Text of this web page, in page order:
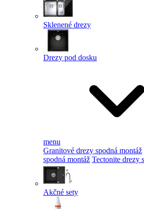
Sklenené drezy
Drezy pod dosku
menu
Granitové drezy spodná montáž
spodná montáž Tectonite drezy
Akčné sety